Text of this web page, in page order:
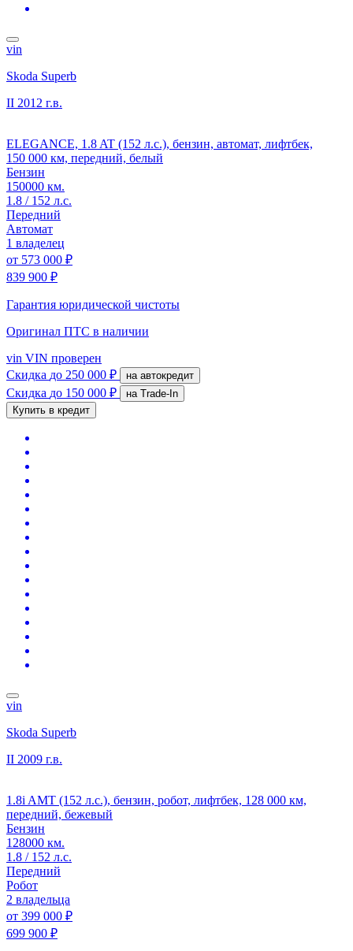
vin
Skoda Superb
II 2012 г.в.
ELEGANCE, 1.8 AT (152 л.с.), бензин, автомат, лифтбек,
150 000 км, передний, белый
Бензин
150000 км.
1.8 / 152 л.с.
Передний
Автомат
1 владелец
от 573 000 ₽
839 900 ₽
Гарантия юридической чистоты
Оригинал ПТС в наличии
vin VIN проверен
Скидка до 250 000 ₽ на автокредит
Скидка до 150 000 ₽
на Trade-In
Купить в кредит
vin
Skoda Superb
II 2009 г.в.
1.8i AMT (152 л.с.), бензин, робот, лифтбек, 128 000 км,
передний, бежевый
Бензин
128000 км.
1.8 / 152 л.с.
Передний
Робот
2 владельца
от 399 000 ₽
699 900 ₽